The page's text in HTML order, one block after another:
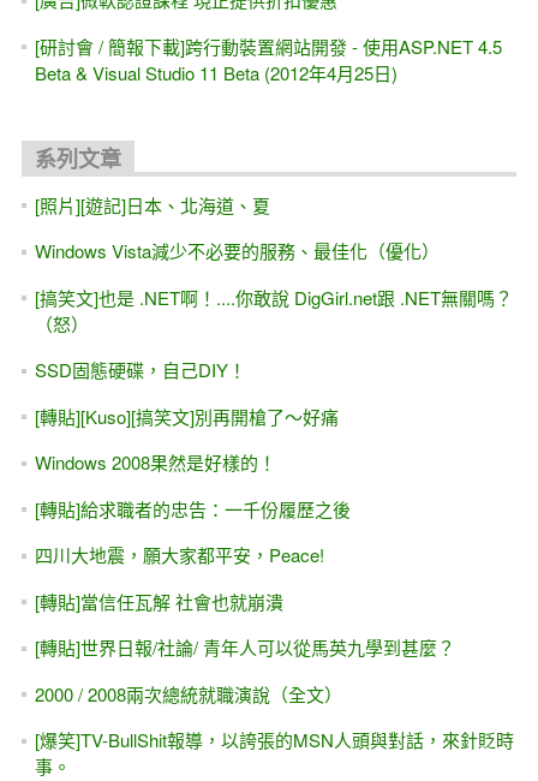
[研討會 / 簡報下載]跨行動裝置網站開發 - 使用ASP.NET 4.5
Beta & Visual Studio 11 Beta (2012年4月25日)
系列文章
[照片][遊記]日本、北海道、夏
Windows Vista減少不必要的服務、最佳化（優化）
[搞笑文]也是 .NET啊！....你敢說 DigGirl.net跟 .NET無關嗎？
（怒）
SSD固態硬碟，自己DIY！
[轉貼][Kuso][搞笑文]別再開槍了～好痛
Windows 2008果然是好樣的！
[轉貼]給求職者的忠告：一千份履歷之後
四川大地震，願大家都平安，Peace!
[轉貼]當信任瓦解 社會也就崩潰
[轉貼]世界日報/社論/ 青年人可以從馬英九學到甚麼？
2000 / 2008兩次總統就職演說（全文）
[爆笑]TV-BullShit報導，以誇張的MSN人頭與對話，來針貶時
事。